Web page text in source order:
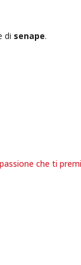
di senape.
che ti